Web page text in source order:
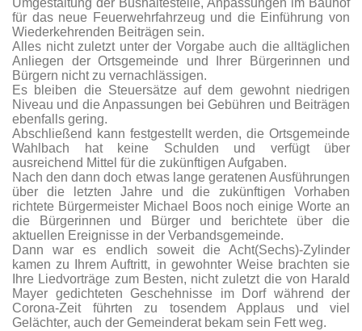
Umgestaltung der Bushaltestelle, Anpassungen im Bauhof
für das neue Feuerwehrfahrzeug und die Einführung von
Wiederkehrenden Beiträgen sein.
Alles nicht zuletzt unter der Vorgabe auch die alltäglichen
Anliegen der Ortsgemeinde und Ihrer Bürgerinnen und
Bürgern nicht zu vernachlässigen.
Es bleiben die Steuersätze auf dem gewohnt niedrigen
Niveau und die Anpassungen bei Gebühren und Beiträgen
ebenfalls gering.
Abschließend kann festgestellt werden, die Ortsgemeinde
Wahlbach hat keine Schulden und verfügt über
ausreichend Mittel für die zukünftigen Aufgaben.
Nach den dann doch etwas lange geratenen Ausführungen
über die letzten Jahre und die zukünftigen Vorhaben
richtete Bürgermeister Michael Boos noch einige Worte an
die Bürgerinnen und Bürger und berichtete über die
aktuellen Ereignisse in der Verbandsgemeinde.
Dann war es endlich soweit die Acht(Sechs)-Zylinder
kamen zu Ihrem Auftritt, in gewohnter Weise brachten sie
Ihre Liedvorträge zum Besten, nicht zuletzt die von Harald
Mayer gedichteten Geschehnisse im Dorf während der
Corona-Zeit führten zu tosendem Applaus und viel
Gelächter, auch der Gemeinderat bekam sein Fett weg.